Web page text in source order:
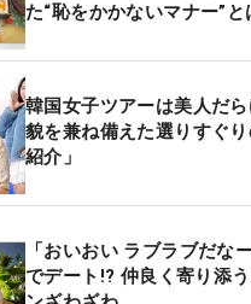
た“恥をかかないマナー”と
韓国女子ツアーは美人だ
貌を兼ね備えた選りすぐ
紹介」
「おいおい ラブラブだな
でデート!? 仲良く寄り添